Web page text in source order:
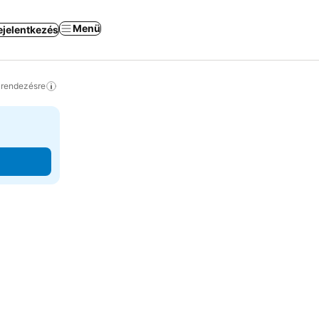
Menü